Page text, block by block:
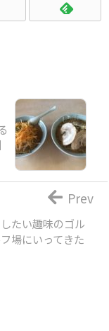
たい趣味のゴル
場にいってきた
Prev